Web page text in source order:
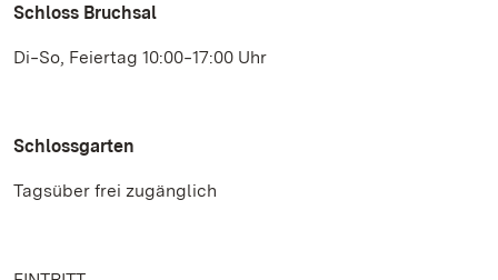
Schloss Bruchsal
Di‒So, Feiertag 10:00‒17:00 Uhr
Schlossgarten
Tagsüber frei zugänglich